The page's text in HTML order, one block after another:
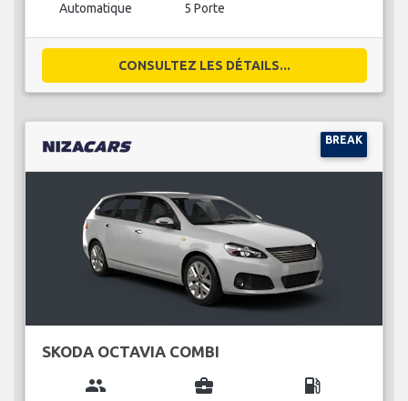
Automatique 5 Porte
CONSULTEZ LES DÉTAILS...
BREAK
SKODA OCTAVIA COMBI
group business_center local_gas_station